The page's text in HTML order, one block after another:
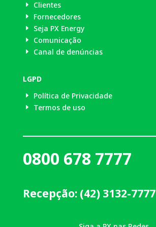
E Clientes
E Fornecedores
E Seja PX Energy
E Comunicação
E Canal de denúncias
LGPD
E Política de Privacidade
E Termos de uso
0800 678 7777
Recepção: (42) 3132-7777